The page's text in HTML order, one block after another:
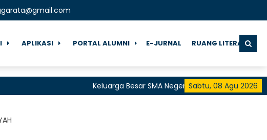
APLIKASI PORTAL ALUMNI E-JURNAL RUANG LITERASI
Sabtu, 08 Agu 2026
Keluarga Besar SMA Negeri 1 Pringgarata